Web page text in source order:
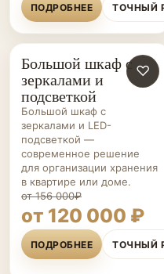
ПОДРОБНЕЕ ТОЧНЫЙ
ШКАФЫ НА ЗАКАЗ ♡
Большой шкаф с
зеркалами и
подсветкой
Большой шкаф с
зеркалами и LED-
подсветкой —
современное решение
для организации хранения
в квартире или доме.
от 156 000₽
от 120 000 ₽
ПОДРОБНЕЕ ТОЧНЫЙ